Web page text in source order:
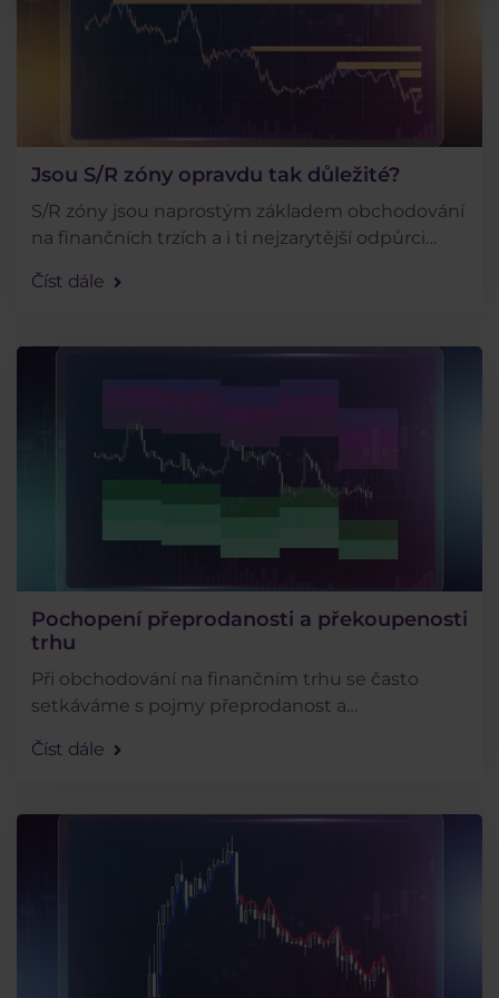
Jsou S/R zóny opravdu tak důležité?
S/R zóny jsou naprostým základem obchodování
na finančních trzích a i ti nejzarytější odpůrci
tak důležité, jak se říká a existují nějaké . . .
Číst dále
Pochopení přeprodanosti a překoupenosti
trhu
Při obchodování na finančním trhu se často
setkáváme s pojmy přeprodanost a
znamenají a jak nám mohou pomoci dosahovat
Číst dále